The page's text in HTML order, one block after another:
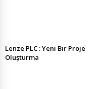
Lenze PLC : Yeni Bir Proje
Oluşturma